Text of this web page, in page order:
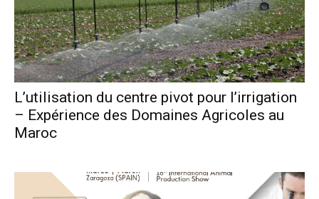
L’utilisation du centre pivot pour l’irrigation
– Expérience des Domaines Agricoles au
Maroc